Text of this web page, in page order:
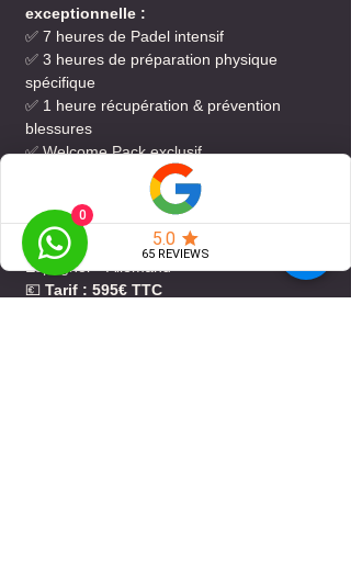
exceptionnelle :
✅ 7 heures de Padel intensif
✅ 3 heures de préparation physique
spécifique
✅ 1 heure récupération & prévention
blessures
✅ Welcome Pack exclusif
✅ Album photo professionnel personnalisé
✅ Certificat officiel de niveau
🌍Langues parlées : Français – Anglais –
Espagnol – Allemand
💶 Tarif : 595€ TTC
0